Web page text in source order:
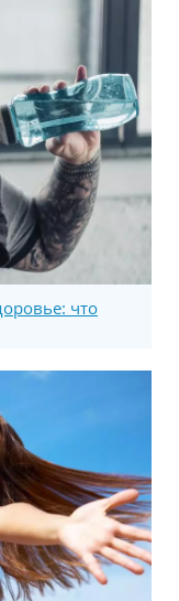
что